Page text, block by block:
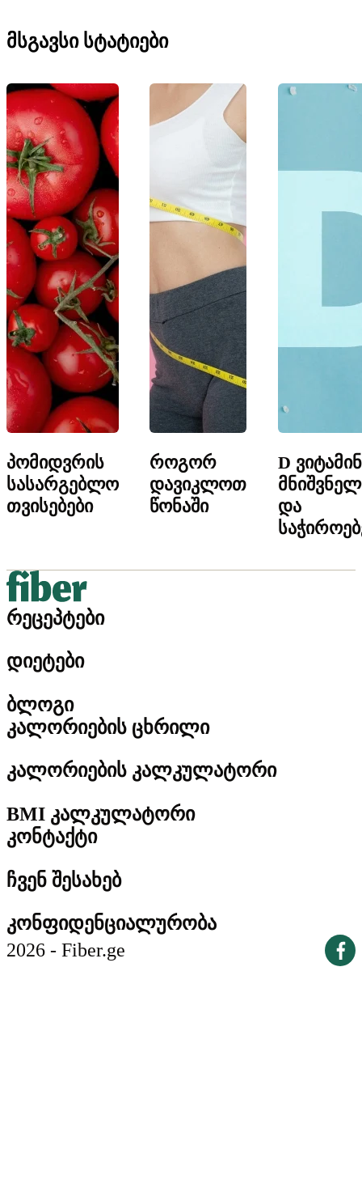
მსგავსი სტატიები
პომიდვრის
სასარგებლო
თვისებები
როგორ
დავიკლოთ
წონაში
D
და
რეცეპტები
დიეტები
ბლოგი
კალორიების ცხრილი
კალორიების კალკულატორი
BMI კალკულატორი
კონტაქტი
ჩვენ შესახებ
კონფიდენციალურობა
2026 - Fiber.ge